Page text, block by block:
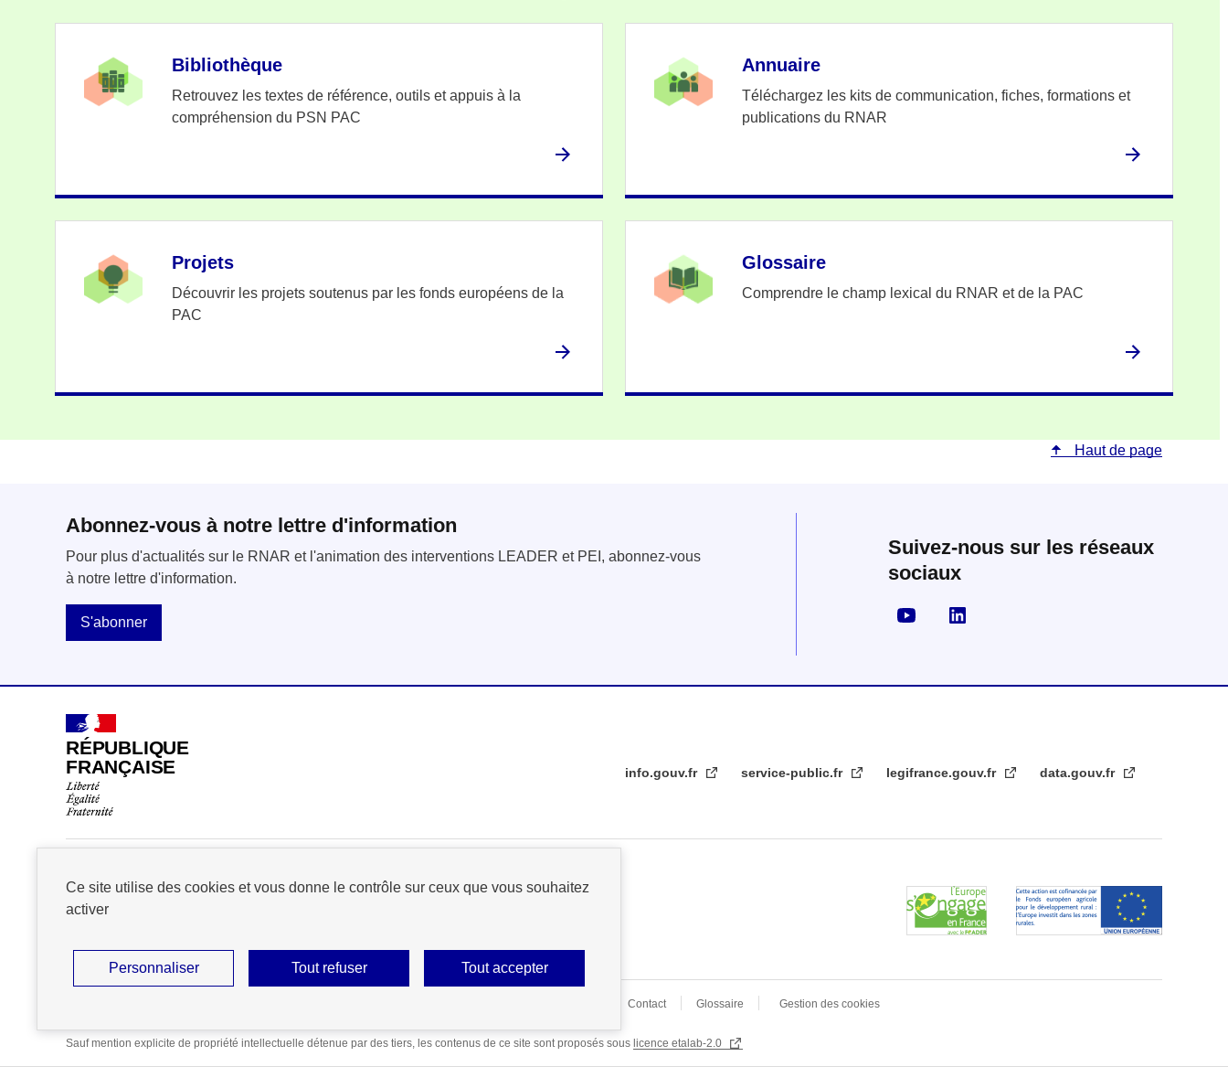
Ce site utilise des cookies et vous donne le contrôle sur ceux que vous souhaitez
activer
Tout accepter
Tout refuser
Personnaliser
Bibliothèque
Retrouvez les textes de référence, outils et appuis à la
compréhension du PSN PAC
Annuaire
Téléchargez les kits de communication, fiches, formations et
publications du RNAR
Projets
Découvrir les projets soutenus par les fonds européens de la
PAC
Glossaire
Comprendre le champ lexical du RNAR et de la PAC
Haut de page
Abonnez-vous à notre lettre d'information
Pour plus d'actualités sur le RNAR et l'animation des interventions LEADER et PEI, abonnez-vous
à notre lettre d'information.
S'abonner
Suivez-nous sur les réseaux
sociaux
Visiter la page YouTube
RÉPUBLIQUE
FRANÇAISE
info.gouv.fr service-public.fr legifrance.gouv.fr data.gouv.fr
Contact Glossaire Gestion des cookies
Sauf mention explicite de propriété intellectuelle détenue par des tiers, les contenus de ce site sont proposés sous licence etalab-2.0